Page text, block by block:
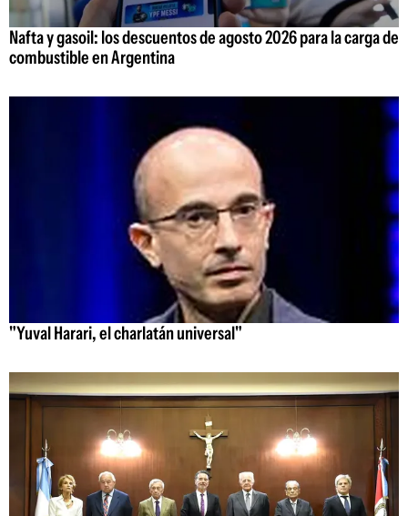
Nafta y gasoil: los descuentos de agosto 2026 para la carga de
combustible en Argentina
"Yuval Harari, el charlatán universal"